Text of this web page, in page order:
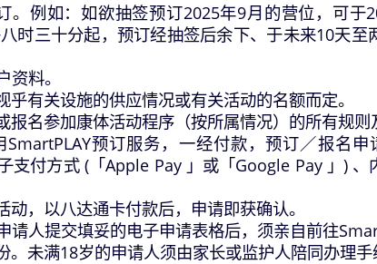
例如：如欲抽签预订2025年9月的营位，可于
时三十分起，预订经抽签后余下、于未来10天
料。
有关设施的供应情况或有关活动的名额而定。
名参加康体活动程序（按所属情况）的所有规则
预订服务，一经付款，预订／报名
支付方式 (「Apple Pay 」或「Google Pay 」)
，以八达通卡付款后，申请即获确认。
人提交填妥的电子申请表格后，须亲自前往
未满18岁的申请人须由家长或监护人陪同办理手